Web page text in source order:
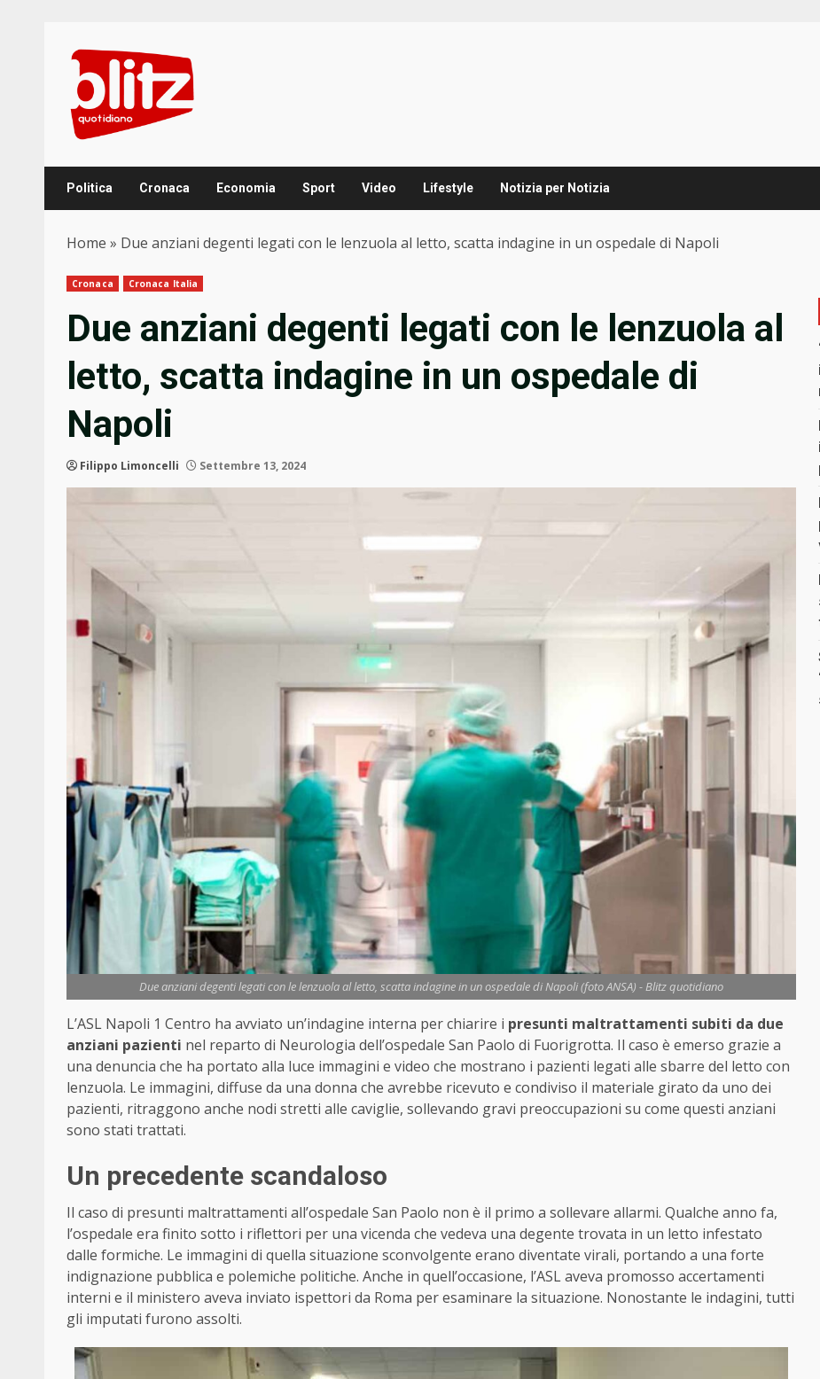
content
Politica Cronaca Economia Sport Video Lifestyle Notizia per Notizia
Home » Due anziani degenti legati con le lenzuola al letto, scatta indagine in un ospedale di Napoli
Cronaca Cronaca Italia
Due anziani degenti legati con le lenzuola al
letto, scatta indagine in un ospedale di
Napoli
Filippo Limoncelli Settembre 13, 2024
Due anziani degenti legati con le lenzuola al letto, scatta indagine in un ospedale di Napoli (foto ANSA) - Blitz quotidiano
L’ASL Napoli 1 Centro ha avviato un’indagine interna per chiarire i presunti maltrattamenti subiti da due
anziani pazienti nel reparto di Neurologia dell’ospedale San Paolo di Fuorigrotta. Il caso è emerso grazie a
una denuncia che ha portato alla luce immagini e video che mostrano i pazienti legati alle sbarre del letto con
lenzuola. Le immagini, diffuse da una donna che avrebbe ricevuto e condiviso il materiale girato da uno dei
pazienti, ritraggono anche nodi stretti alle caviglie, sollevando gravi preoccupazioni su come questi anziani
sono stati trattati.
Un precedente scandaloso
Il caso di presunti maltrattamenti all’ospedale San Paolo non è il primo a sollevare allarmi. Qualche anno fa,
l’ospedale era finito sotto i riflettori per una vicenda che vedeva una degente trovata in un letto infestato
dalle formiche. Le immagini di quella situazione sconvolgente erano diventate virali, portando a una forte
indignazione pubblica e polemiche politiche. Anche in quell’occasione, l’ASL aveva promosso accertamenti
interni e il ministero aveva inviato ispettori da Roma per esaminare la situazione. Nonostante le indagini, tutti
gli imputati furono assolti.